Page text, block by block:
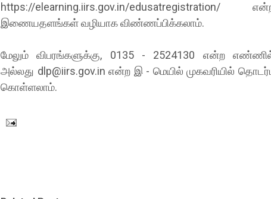
https://elearning.iirs.gov.in/edusatregistration/
இணையதளங்கள் வழியாக விண்ணப்பிக்கலாம்.
மேலும் விபரங்களுக்கு, 0135 - 2524130 என்ற
அல்லது dlp@iirs.gov.in என்ற இ - மெயில் முகவரியில்
கொள்ளலாம்.